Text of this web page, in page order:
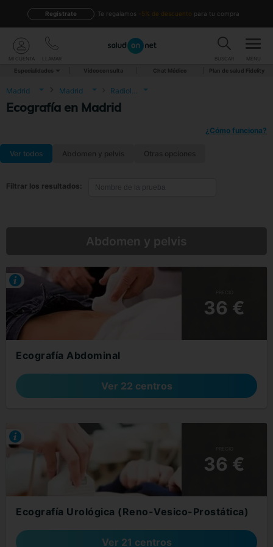
te regalamos -5% de descuento para tu compra
Regístrate
LLAMAR
MI CUENTA BUSCAR MENU
Especialidades Videoconsulta Chat Médico Plan de salud Fidelity
Madrid Madrid Radiología
Ecografía en Madrid
¿Cómo funciona?
Ver todos Abdomen y pelvis Otras opciones
Filtrar los resultados:
Abdomen y pelvis
36 €
Ecografía Abdominal
Ver 22 centros
36 €
Ecografía Urológica (Reno-Vesico-Prostática)
Ver 21 centros